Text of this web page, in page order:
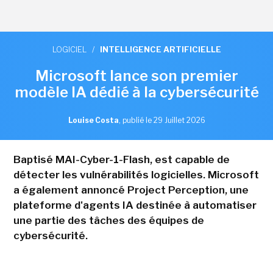
LOGICIEL / INTELLIGENCE ARTIFICIELLE
Microsoft lance son premier
modèle IA dédié à la cybersécurité
Louise Costa, publié le 29 Juillet 2026
Baptisé MAI-Cyber-1-Flash, est capable de
détecter les vulnérabilités logicielles. Microsoft
a également annoncé Project Perception, une
plateforme d'agents IA destinée à automatiser
une partie des tâches des équipes de
cybersécurité.